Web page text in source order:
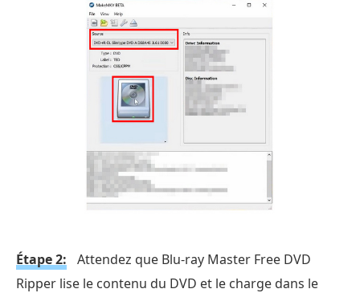
Étape 2:
Attendez que Blu-ray Master Free DVD
Ripper lise le contenu du DVD et le charge dans le